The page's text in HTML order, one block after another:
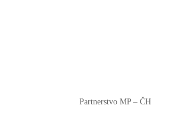
Partnerstvo MP – ČH